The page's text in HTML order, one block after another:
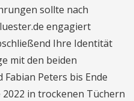
sollte nach
engagiert
Ihre Identität
mit den beiden
Peters bis Ende
2022 in trockenen Tüchern